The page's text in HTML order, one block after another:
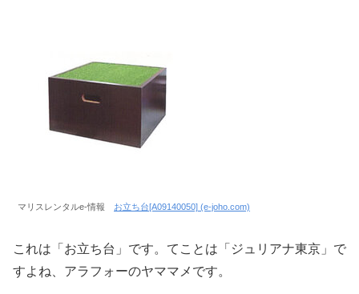
マリスレンタルe-情報 お立ち台[A09140050] (e-joho.com)
これは「お立ち台」です。てことは「ジュリアナ東京」で
すよね、アラフォーのヤママメです。